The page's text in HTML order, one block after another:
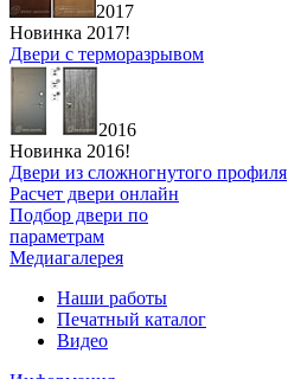
2017
Новинка 2017!
Двери с терморазрывом
2016
Новинка 2016!
Двери из сложногнутого профиля
Расчет двери онлайн
Подбор двери по
параметрам
Медиагалерея
Наши работы
Печатный каталог
Видео